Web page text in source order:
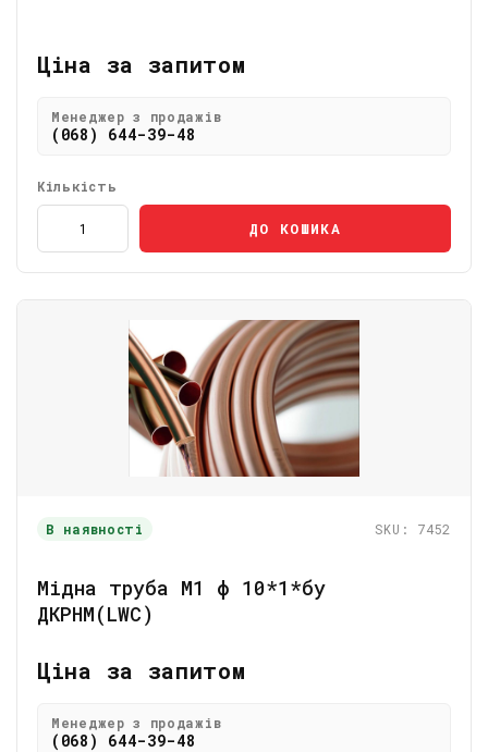
Ціна за запитом
Менеджер з продажів
(068) 644-39-48
Кількість
ДО КОШИКА
В наявності SKU: 7452
Мідна труба М1 ф 10*1*бу
ДКРНМ(LWC)
Ціна за запитом
Менеджер з продажів
(068) 644-39-48